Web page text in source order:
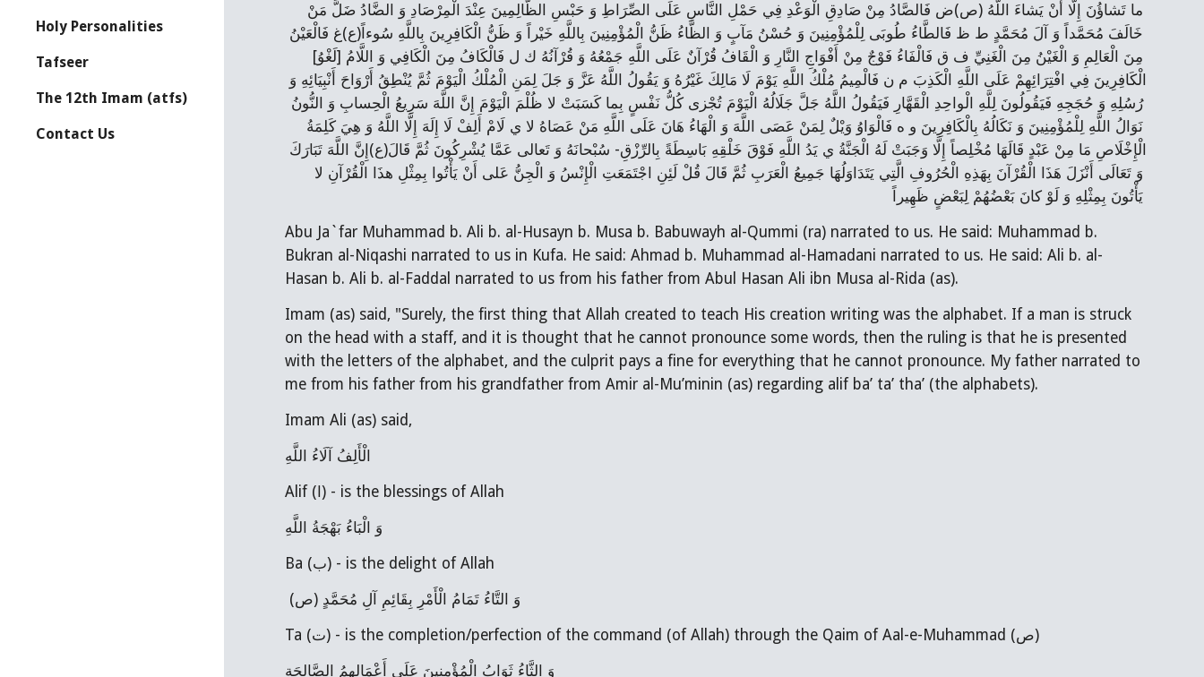
Holy Personalities
Tafseer
The 12th Imam (atfs)
Contact Us
يَأْتُونَ بِمِثْلِهِ وَ لَوْ كانَ بَعْضُهُمْ لِبَعْضٍ ظَهِيراً
Abu Ja`far Muhammad b. Ali b. al-Husayn b. Musa b. Babuwayh al-Qummi (ra) narrated to us. He said: Muhammad b.
Bukran al-Niqashi narrated to us in Kufa. He said: Ahmad b. Muhammad al-Hamadani narrated to us. He said: Ali b. al-
Hasan b. Ali b. al-Faddal narrated to us from his father from Abul Hasan Ali ibn Musa al-Rida (as).
Imam (as) said, "Surely, the first thing that Allah created to teach His creation writing was the alphabet. If a man is struck
on the head with a staff, and it is thought that he cannot pronounce some words, then the ruling is that he is presented
with the letters of the alphabet, and the culprit pays a fine for everything that he cannot pronounce. My father narrated to
me from his father from his grandfather from Amir al-Mu’minin (as) regarding alif ba’ ta’ tha’ (the alphabets).
Imam Ali (as) said,
الْأَلِفُ آلَاءُ اللَّهِ
Alif (ا) - is the blessings of Allah
وَ الْبَاءُ بَهْجَةُ اللَّهِ
Ba (ب) - is the delight of Allah
وَ التَّاءُ تَمَامُ الْأَمْرِ بِقَائِمِ آلِ مُحَمَّدٍ (ص)
Ta (ت) - is the completion/perfection of the command (of Allah) through the Qaim of Aal-e-Muhammad (ص)
وَ الثَّاءُ ثَوَابُ الْمُؤْمِنِينَ عَلَى أَعْمَالِهِمُ الصَّالِحَةِ